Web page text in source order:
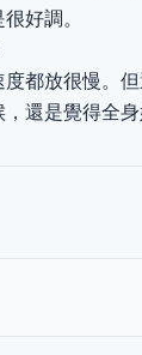
好調。
都放很慢。
還是覺得全